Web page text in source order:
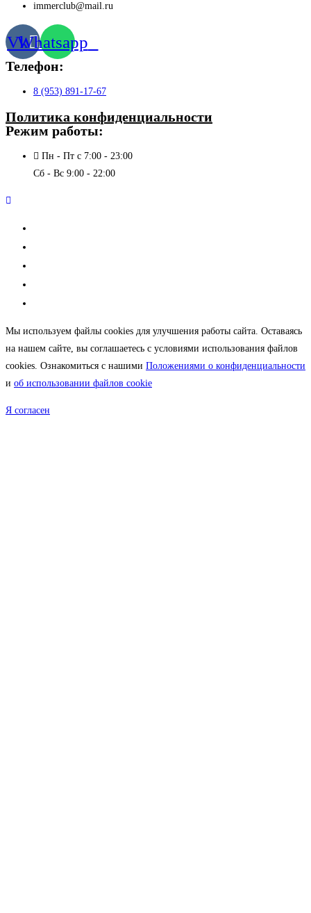
immerclub@mail.ru
VkWhatsapp
Телефон:
8 (953) 891-17-67
Политика конфиденциальности
Режим работы:
Пн - Пт с 7:00 - 23:00
Сб - Вс 9:00 - 22:00
Мы используем файлы cookies для улучшения работы сайта. Оставаясь
на нашем сайте, вы соглашаетесь с условиями использования файлов
cookies. Ознакомиться с нашими Положениями о конфиденциальности
и об использовании файлов cookie
Я согласен